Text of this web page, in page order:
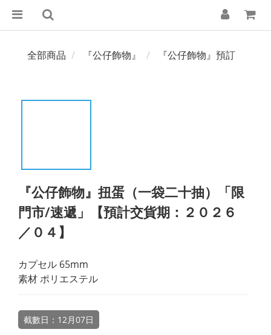
全部商品 『公仔飾物』 『公仔飾物』預訂
『公仔飾物』扭蛋（一袋二十抽）「限
門市/速遞」【預計交貨期：２０２６
／０４】
カプセル 65mm
素材 ポリエステル
截數日：12月07日